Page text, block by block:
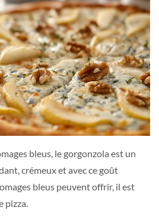
bleus, le gorgonzola est un
crémeux et avec ce goût
bleus peuvent offrir, il est
pizza.